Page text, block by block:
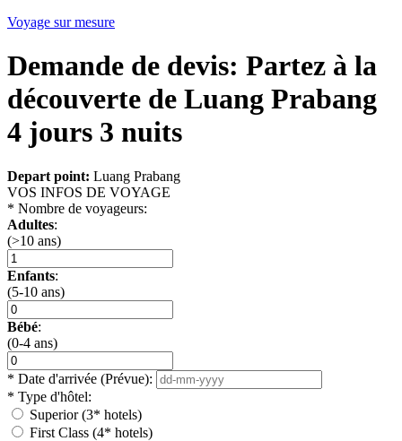
Voyage sur mesure
Demande de devis: Partez à la
découverte de Luang Prabang
4 jours 3 nuits
Depart point: Luang Prabang
VOS INFOS DE VOYAGE
* Nombre de voyageurs:
Adultes:
(>10 ans)
Enfants:
(5-10 ans)
Bébé:
(0-4 ans)
* Date d'arrivée (Prévue):
* Type d'hôtel:
Superior (3* hotels)
First Class (4* hotels)